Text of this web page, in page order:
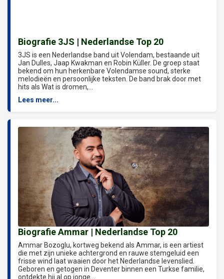
Biografie 3JS | Nederlandse Top 20
3JS is een Nederlandse band uit Volendam, bestaande uit
Jan Dulles, Jaap Kwakman en Robin Küller. De groep staat
bekend om hun herkenbare Volendamse sound, sterke
melodieën en persoonlijke teksten. De band brak door met
hits als Wat is dromen,...
Lees meer...
Biografie Ammar | Nederlandse Top 20
Ammar Bozoglu, kortweg bekend als Ammar, is een artiest
die met zijn unieke achtergrond en rauwe stemgeluid een
frisse wind laat waaien door het Nederlandse levenslied.
Geboren en getogen in Deventer binnen een Turkse familie,
ontdekte hij al op jonge...